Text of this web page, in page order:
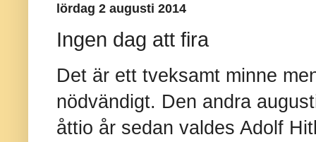
lördag 2 augusti 2014
Ingen dag att fira
Det är ett tveksamt minne
nödvändigt. Den andra
åttio år sedan valdes Adolf